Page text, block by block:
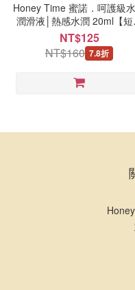
Honey Time 蜜諾．呵護級
潤滑液│熱感水潤 20ml【短
良品2027.01】
NT$125
NT$160 7.8折